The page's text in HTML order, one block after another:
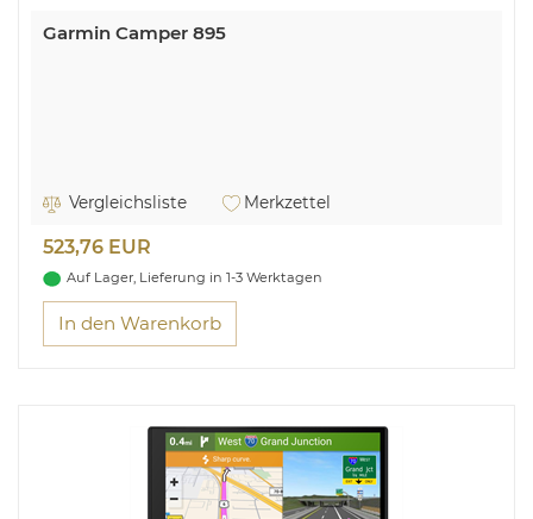
Garmin Camper 895
Vergleichsliste Merkzettel
523,76 EUR
Auf Lager, Lieferung in 1-3 Werktagen
In den Warenkorb